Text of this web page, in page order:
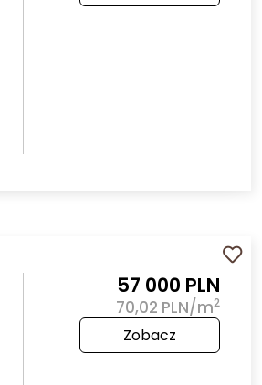
57 000 PLN
70,02 PLN/m2
Zobacz